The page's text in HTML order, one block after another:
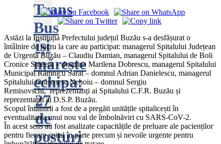
Trans
Bus
își
mărește
echipa:
27
de
posturi
Astăzi la Instituția Prefectului județul Buzău s-a desfășurat o
întâlnire de lucru la care au participat: managerul Spitalului Județean
de Urgentă Buzău – Claudiu Damian, managerul Spitalului de Boli
Cronice Smeeni – doamna Marilena Dobrescu, managerul Spitalului
Municipal Râmnicu Sărat – domnul Adrian Danielescu, managerul
Spitalului Orășenesc Nehoiu – domnul Sergiu
Remisovschi, reprezentanți ai Spitalului C.F.R. Buzău și
reprezentanți ai D.S.P. Buzău.
Scopul întâlnirii a fost de a pregăti unitățile spitalicești în
eventualitatea unui nou val de îmbolnăviri cu SARS-CoV-2.
În acest sens au fost analizate capacitățile de preluare ale pacienților
pentru fiecare spital în parte precum și nevoile urgente pentru